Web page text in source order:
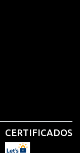
CERTIFICADOS